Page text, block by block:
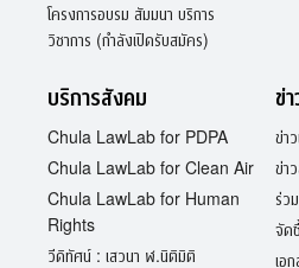
โครงการอบรม สัมมนา บริการ
วิชาการ (กำลังเปิดรับสมัคร)
บริการสังคม
Chula LawLab for PDPA
Chula LawLab for Clean Air
Chula LawLab for Human
Rights
วีดิทัศน์ : เสวนา ฬ.นิติมิติ
ข่
ข่า
ข่า
ร่ว
จัด
เอ